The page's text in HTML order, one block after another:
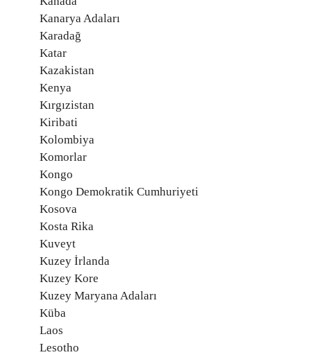
Kanarya Adaları
Karadağ
Katar
Kazakistan
Kenya
Kırgızistan
Kiribati
Kolombiya
Komorlar
Kongo
Kongo Demokratik Cumhuriyeti
Kosova
Kosta Rika
Kuveyt
Kuzey İrlanda
Kuzey Kore
Kuzey Maryana Adaları
Küba
Laos
Lesotho